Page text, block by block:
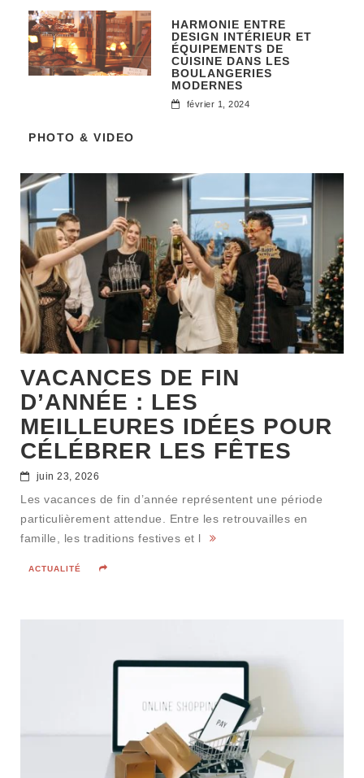
HARMONIE ENTRE
DESIGN INTÉRIEUR ET
ÉQUIPEMENTS DE
CUISINE DANS LES
BOULANGERIES
MODERNES
février 1, 2024
PHOTO & VIDEO
VACANCES DE FIN
D’ANNÉE : LES
MEILLEURES IDÉES POUR
CÉLÉBRER LES FÊTES
juin 23, 2026
Les vacances de fin d’année représentent une période
particulièrement attendue. Entre les retrouvailles en
famille, les traditions festives et l
ACTUALITÉ